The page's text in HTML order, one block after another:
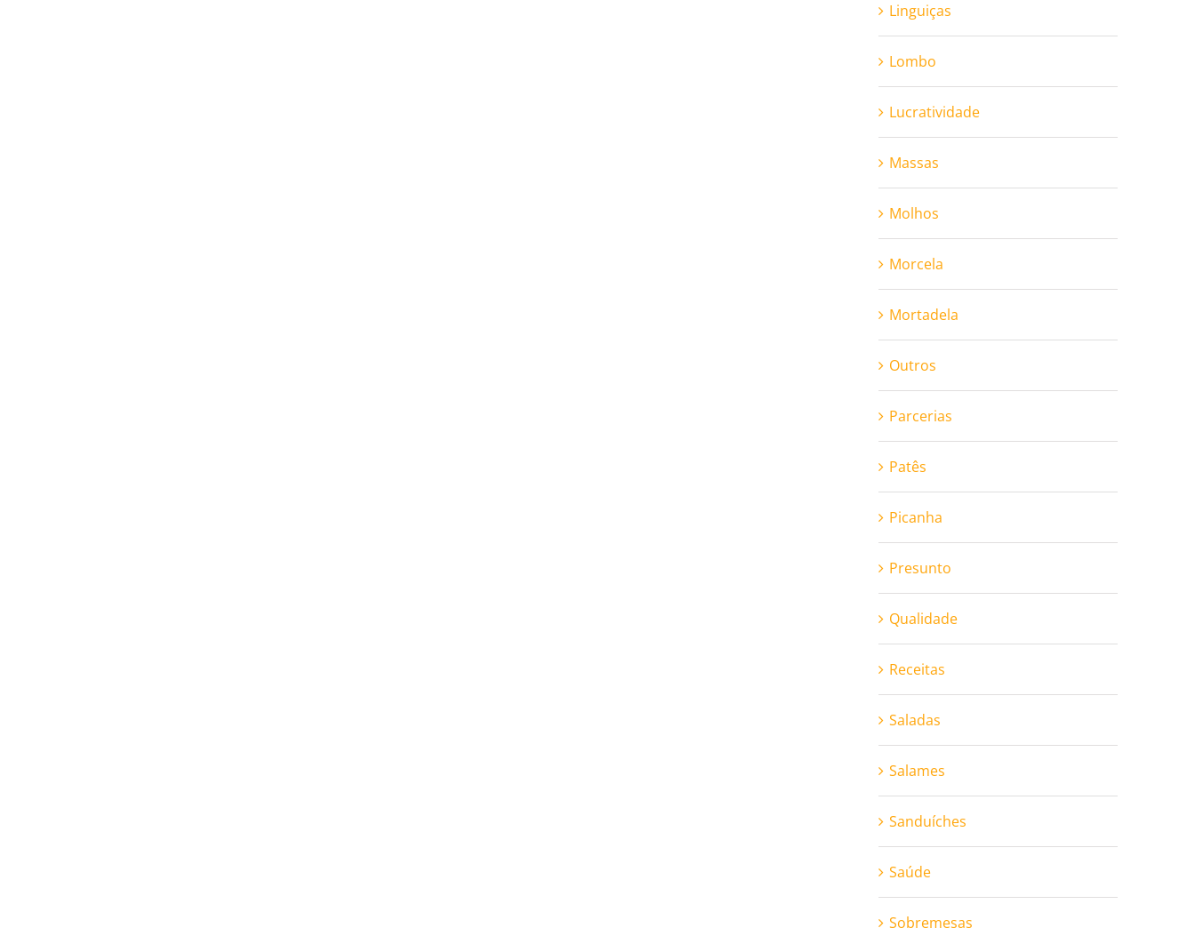
Linguiças
Lombo
Lucratividade
Massas
Molhos
Morcela
Mortadela
Outros
Parcerias
Patês
Picanha
Presunto
Qualidade
Receitas
Saladas
Salames
Sanduíches
Saúde
Sobremesas